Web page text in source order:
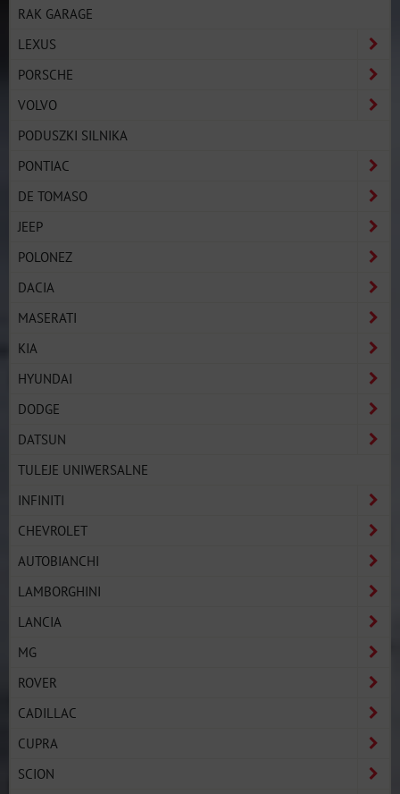
RAK GARAGE
LEXUS
PORSCHE
VOLVO
PODUSZKI SILNIKA
PONTIAC
DE TOMASO
JEEP
POLONEZ
DACIA
MASERATI
KIA
HYUNDAI
DODGE
DATSUN
TULEJE UNIWERSALNE
INFINITI
CHEVROLET
AUTOBIANCHI
LAMBORGHINI
LANCIA
MG
ROVER
CADILLAC
CUPRA
SCION